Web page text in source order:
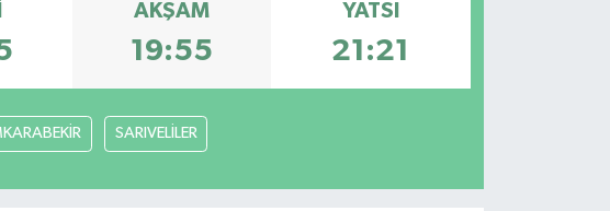
AKŞAM
19:55
YATSI
21:21
SARIVELİLER